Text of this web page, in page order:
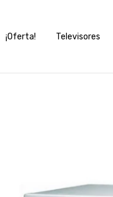
¡Oferta! Televisores